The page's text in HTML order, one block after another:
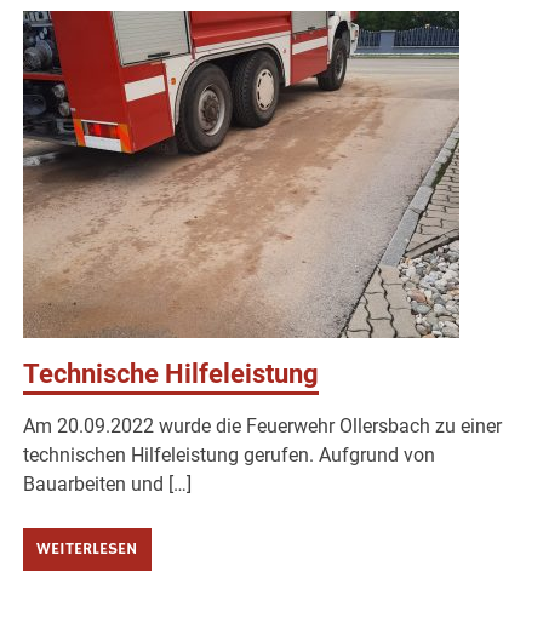
Technische Hilfeleistung
Am 20.09.2022 wurde die Feuerwehr Ollersbach zu einer
technischen Hilfeleistung gerufen. Aufgrund von
Bauarbeiten und […]
WEITERLESEN